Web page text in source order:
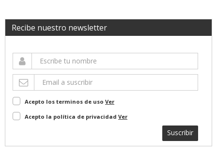
Recibe nuestro newsletter
Acepto los terminos de uso Ver
Acepto la política de privacidad Ver
Suscribir